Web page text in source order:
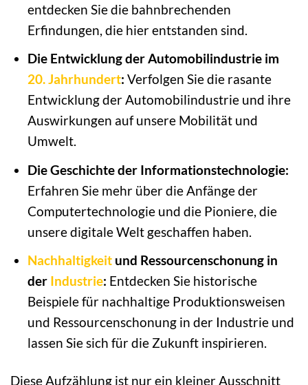
entdecken Sie die bahnbrechenden
Erfindungen, die hier entstanden sind.
Die Entwicklung der Automobilindustrie im
20. Jahrhundert: Verfolgen Sie die rasante
Entwicklung der Automobilindustrie und ihre
Auswirkungen auf unsere Mobilität und
Umwelt.
Die Geschichte der Informationstechnologie:
Erfahren Sie mehr über die Anfänge der
Computertechnologie und die Pioniere, die
unsere digitale Welt geschaffen haben.
Nachhaltigkeitund Ressourcenschonung in
der Industrie: Entdecken Sie historische
Beispiele für nachhaltige Produktionsweisen
und Ressourcenschonung in der Industrie und
lassen Sie sich für die Zukunft inspirieren.
Diese Aufzählung ist nur ein kleiner Ausschnitt